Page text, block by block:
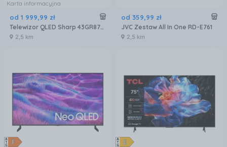
Karta informacyjna
od 1 999,99 zł
Telewizor QLED Sharp 43GR8765E 43 cali 4K UHD
2,5 km
od 359,99 zł
JVC Zestaw All In One RD-E761
2,5 km